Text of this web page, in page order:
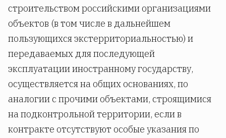
строительством российскими организациями
объектов (в том числе в дальнейшем
пользующихся экстерриториальностью) и
передаваемых для последующей
эксплуатации иностранному государству,
осуществляется на общих основаниях, по
аналогии с прочими объектами, строящимися
на подконтрольной территории, если в
контракте отсутствуют особые указания по